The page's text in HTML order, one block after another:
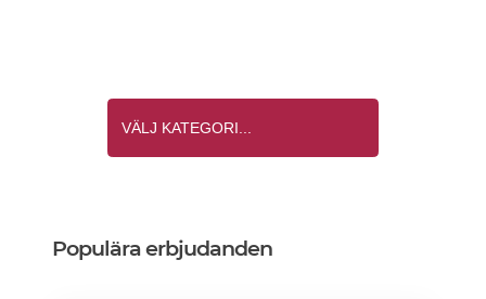
Populära erbjudanden